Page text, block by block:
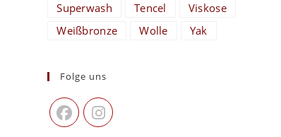
Superwash
Tencel
Viskose
Weißbronze
Wolle Yak
Folge uns